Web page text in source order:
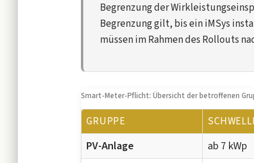
Begrenzung der
Begrenzung gilt, bis ein iMSys
müssen im Rahmen des Rollouts
Smart-Meter-Pflicht: Übersicht der betroffenen
GRUPPE
PV-Anlage ab 7 kWp